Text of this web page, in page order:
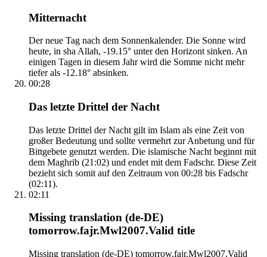
Mitternacht
Der neue Tag nach dem Sonnenkalender. Die Sonne wird
heute, in sha Allah, -19.15° unter den Horizont sinken. An
einigen Tagen in diesem Jahr wird die Somme nicht mehr
tiefer als -12.18° absinken.
00:28
Das letzte Drittel der Nacht
Das letzte Drittel der Nacht gilt im Islam als eine Zeit von
großer Bedeutung und sollte vermehrt zur Anbetung und für
Bittgebete genutzt werden. Die islamische Nacht beginnt mit
dem Maghrib (21:02) und endet mit dem Fadschr. Diese Zeit
bezieht sich somit auf den Zeitraum von 00:28 bis Fadschr
(02:11).
02:11
Missing translation (de-DE)
tomorrow.fajr.Mwl2007.Valid title
Missing translation (de-DE) tomorrow.fajr.Mwl2007.Valid